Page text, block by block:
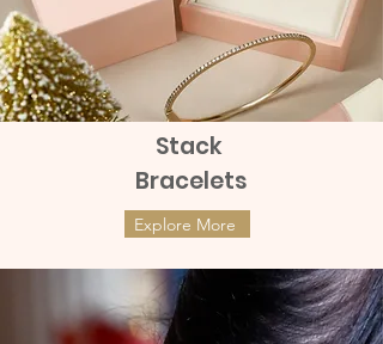
Stack
Bracelets
Explore More